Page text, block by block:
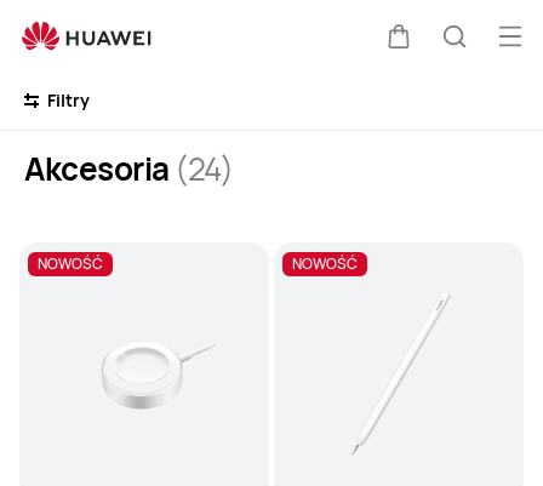
Filtry
Akcesoria (24)
NOWOŚĆ NOWOŚĆ